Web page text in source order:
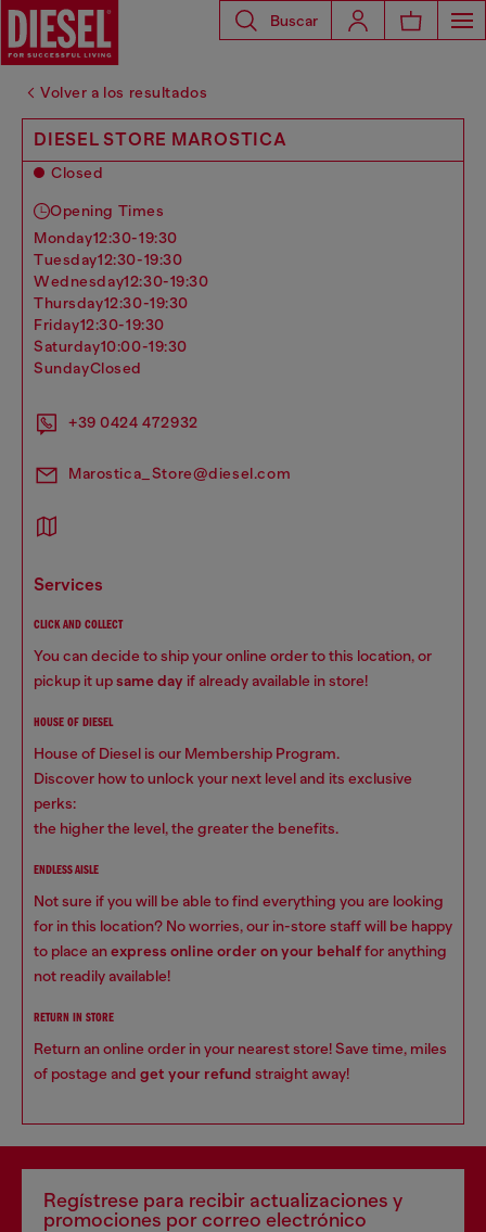
Buscar
Volver a los resultados
DIESEL STORE MAROSTICA
Closed
Opening Times
monday12:30-19:30
tuesday12:30-19:30
wednesday12:30-19:30
thursday12:30-19:30
friday12:30-19:30
saturday10:00-19:30
sundayClosed
+39 0424 472932
Marostica_Store@diesel.com
services
CLICK AND COLLECT
You can decide to ship your online order to this location, or
pickup it upsame day if already available in store!
HOUSE OF DIESEL
House of Diesel is our Membership Program.
Discover how to unlock your next level and its exclusive
perks:
the higher the level, the greater the benefits.
ENDLESS AISLE
Not sure if you will be able to find everything you are looking
for in this location? No worries, our in-store staff will be happy
to place anexpress online order on your behalffor anything
not readily available!
RETURN IN STORE
Return an online order in your nearest store! Save time, miles
of postage and get your refund straight away!
Regístrese para recibir actualizaciones y
promociones por correo electrónico